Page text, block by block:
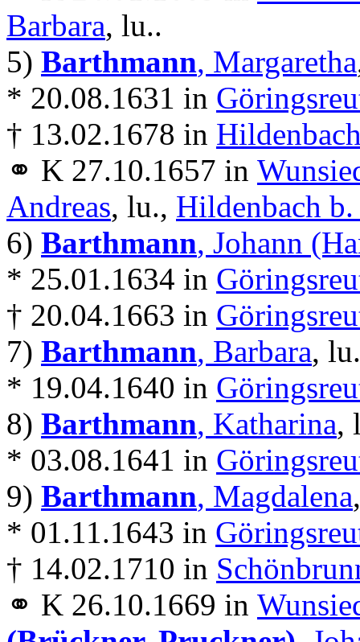
Barbara, lu..
5) Barthmann, Margaretha
* 20.08.1631 in
† 13.02.1678 in
⚭ K 27.10.1657 in
Andreas, lu., Hildenbach
6) Barthmann, Johann
* 25.01.1634 in
† 20.04.1663 in
7) Barthmann, Barbara, lu.
* 19.04.1640 in
8) Barthmann, Katharina,
* 03.08.1641 in
9) Barthmann, Magdalena
* 01.11.1643 in
† 14.02.1710 in
⚭ K 26.10.1669 in